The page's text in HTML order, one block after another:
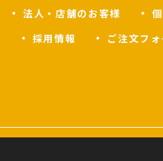
法人・店舗のお客様
採用情報 ご注文フ